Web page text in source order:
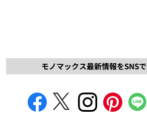
モノマックス最新情報をSNS